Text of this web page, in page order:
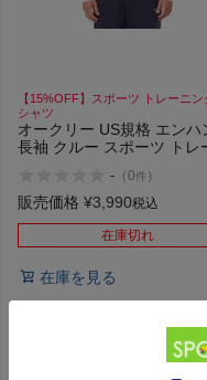
【15%OFF】スポーツ トレーニン
シャツ
オークリー US規格 エンハ
長袖 クルー スポーツ トレ
Enhance LS Crew 13.7
- （0件 ）
販売価格 ¥3,990税込
在庫切れ
在庫を見る